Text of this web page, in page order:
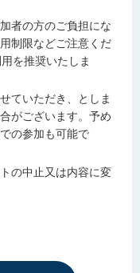
者の方のご負担にな
制限などご注意くだ
を推奨いたしま
ていただき、としま
がございます。予め
の参加も可能で
の中止又は内容に変